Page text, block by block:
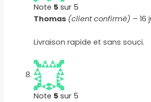
Note 5 sur 5
Thomas (client confirmé) – 16
Livraison rapide et sans souci.
Note 5 sur 5